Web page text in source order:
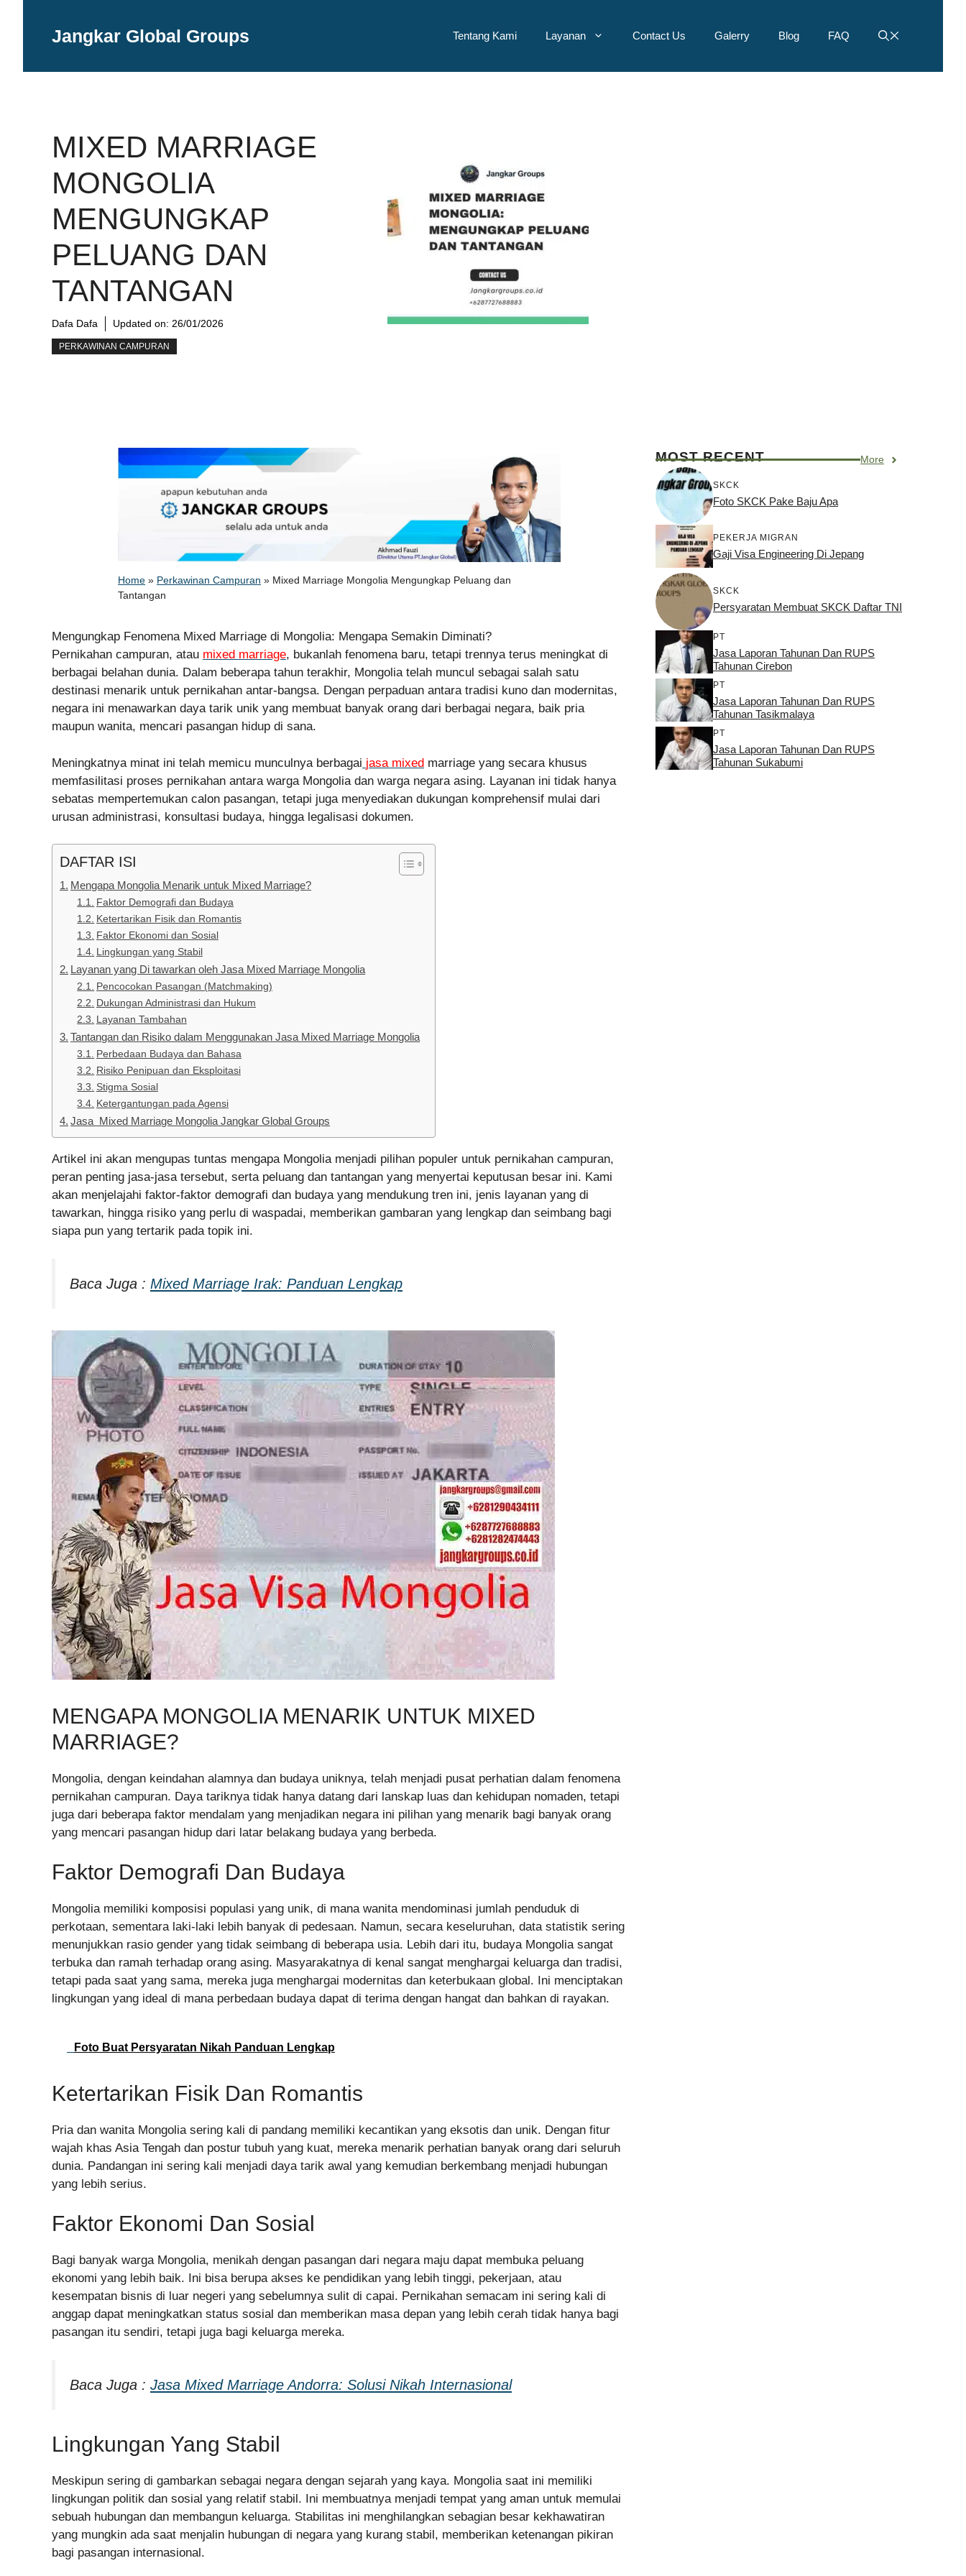
Jangkar Global Groups Tentang Kami Layanan Contact Us Galerry Blog FAQ
MIXED MARRIAGE
MONGOLIA
MENGUNGKAP
PELUANG DAN
TANTANGAN
Dafa Dafa Updated on: 26/01/2026
PERKAWINAN CAMPURAN
Home » Perkawinan Campuran » Mixed Marriage Mongolia Mengungkap Peluang dan
Tantangan
Mengungkap Fenomena Mixed Marriage di Mongolia: Mengapa Semakin Diminati?
Pernikahan campuran, atau mixed marriage, bukanlah fenomena baru, tetapi trennya terus meningkat di
berbagai belahan dunia. Dalam beberapa tahun terakhir, Mongolia telah muncul sebagai salah satu
destinasi menarik untuk pernikahan antar-bangsa. Dengan perpaduan antara tradisi kuno dan modernitas,
negara ini menawarkan daya tarik unik yang membuat banyak orang dari berbagai negara, baik pria
maupun wanita, mencari pasangan hidup di sana.
Meningkatnya minat ini telah memicu munculnya berbagai jasa mixed marriage yang secara khusus
memfasilitasi proses pernikahan antara warga Mongolia dan warga negara asing. Layanan ini tidak hanya
sebatas mempertemukan calon pasangan, tetapi juga menyediakan dukungan komprehensif mulai dari
urusan administrasi, konsultasi budaya, hingga legalisasi dokumen.
DAFTAR ISI
Mengapa Mongolia Menarik untuk Mixed Marriage?
Faktor Demografi dan Budaya
Ketertarikan Fisik dan Romantis
Faktor Ekonomi dan Sosial
Lingkungan yang Stabil
Layanan yang Di tawarkan oleh Jasa Mixed Marriage Mongolia
Pencocokan Pasangan (Matchmaking)
Dukungan Administrasi dan Hukum
Layanan Tambahan
Tantangan dan Risiko dalam Menggunakan Jasa Mixed Marriage Mongolia
Perbedaan Budaya dan Bahasa
Risiko Penipuan dan Eksploitasi
Stigma Sosial
Ketergantungan pada Agensi
Jasa Mixed Marriage Mongolia Jangkar Global Groups
Artikel ini akan mengupas tuntas mengapa Mongolia menjadi pilihan populer untuk pernikahan campuran,
peran penting jasa-jasa tersebut, serta peluang dan tantangan yang menyertai keputusan besar ini. Kami
akan menjelajahi faktor-faktor demografi dan budaya yang mendukung tren ini, jenis layanan yang di
tawarkan, hingga risiko yang perlu di waspadai, memberikan gambaran yang lengkap dan seimbang bagi
siapa pun yang tertarik pada topik ini.
Baca Juga : Mixed Marriage Irak: Panduan Lengkap
MENGAPA MONGOLIA MENARIK UNTUK MIXED
MARRIAGE?
Mongolia, dengan keindahan alamnya dan budaya uniknya, telah menjadi pusat perhatian dalam fenomena
pernikahan campuran. Daya tariknya tidak hanya datang dari lanskap luas dan kehidupan nomaden, tetapi
juga dari beberapa faktor mendalam yang menjadikan negara ini pilihan yang menarik bagi banyak orang
yang mencari pasangan hidup dari latar belakang budaya yang berbeda.
Faktor Demografi Dan Budaya
Mongolia memiliki komposisi populasi yang unik, di mana wanita mendominasi jumlah penduduk di
perkotaan, sementara laki-laki lebih banyak di pedesaan. Namun, secara keseluruhan, data statistik sering
menunjukkan rasio gender yang tidak seimbang di beberapa usia. Lebih dari itu, budaya Mongolia sangat
terbuka dan ramah terhadap orang asing. Masyarakatnya di kenal sangat menghargai keluarga dan tradisi,
tetapi pada saat yang sama, mereka juga menghargai modernitas dan keterbukaan global. Ini menciptakan
lingkungan yang ideal di mana perbedaan budaya dapat di terima dengan hangat dan bahkan di rayakan.
Foto Buat Persyaratan Nikah Panduan Lengkap
Ketertarikan Fisik Dan Romantis
Pria dan wanita Mongolia sering kali di pandang memiliki kecantikan yang eksotis dan unik. Dengan fitur
wajah khas Asia Tengah dan postur tubuh yang kuat, mereka menarik perhatian banyak orang dari seluruh
dunia. Pandangan ini sering kali menjadi daya tarik awal yang kemudian berkembang menjadi hubungan
yang lebih serius.
Faktor Ekonomi Dan Sosial
Bagi banyak warga Mongolia, menikah dengan pasangan dari negara maju dapat membuka peluang
ekonomi yang lebih baik. Ini bisa berupa akses ke pendidikan yang lebih tinggi, pekerjaan, atau
kesempatan bisnis di luar negeri yang sebelumnya sulit di capai. Pernikahan semacam ini sering kali di
anggap dapat meningkatkan status sosial dan memberikan masa depan yang lebih cerah tidak hanya bagi
pasangan itu sendiri, tetapi juga bagi keluarga mereka.
Baca Juga : Jasa Mixed Marriage Andorra: Solusi Nikah Internasional
Lingkungan Yang Stabil
Meskipun sering di gambarkan sebagai negara dengan sejarah yang kaya. Mongolia saat ini memiliki
lingkungan politik dan sosial yang relatif stabil. Ini membuatnya menjadi tempat yang aman untuk memulai
sebuah hubungan dan membangun keluarga. Stabilitas ini menghilangkan sebagian besar kekhawatiran
yang mungkin ada saat menjalin hubungan di negara yang kurang stabil, memberikan ketenangan pikiran
bagi pasangan internasional.
MOST RECENT More
SKCK
Foto SKCK Pake Baju Apa
PEKERJA MIGRAN
Gaji Visa Engineering Di Jepang
SKCK
Persyaratan Membuat SKCK Daftar TNI
PT
Jasa Laporan Tahunan Dan RUPS
Tahunan Cirebon
PT
Jasa Laporan Tahunan Dan RUPS
Tahunan Tasikmalaya
PT
Jasa Laporan Tahunan Dan RUPS
Tahunan Sukabumi